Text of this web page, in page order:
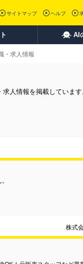
サイトマップ ヘルプ
AI
・求人情報
人情報を掲載しています
株式